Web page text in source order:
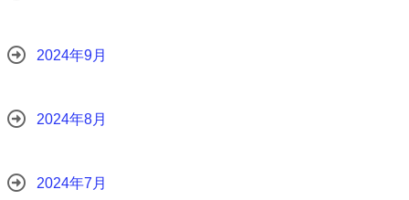
2024年9月
2024年8月
2024年7月